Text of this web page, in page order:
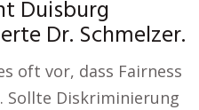
Duisburg
Dr. Schmelzer.
oft vor, dass Fairness
Sollte Diskriminierung